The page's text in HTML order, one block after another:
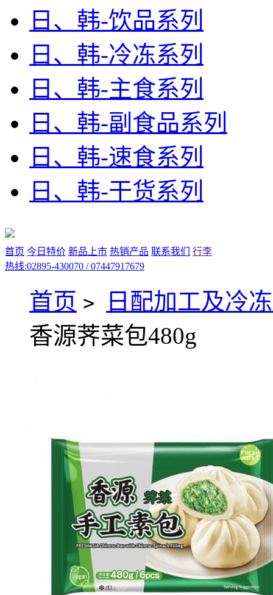
日、韩-饮品系列
日、韩-冷冻系列
日、韩-主食系列
日、韩-副食品系列
日、韩-速食系列
日、韩-干货系列
首页 今日特价 新品上市 热销产品 联系我们
行李
热线:02895-430070 / 07447917679
首页 >
日配加工及冷
香源荠菜包480g